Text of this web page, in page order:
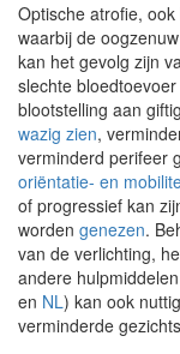
Optische atrofie,
waarbij de
kan het gevolg zijn
slechte
blootstelling aan
wazig zien,
verminderd perifeer
oriëntatie- en
of progressief kan
worden genezen.
van de verlichting,
andere
en NL) kan ook
verminderde